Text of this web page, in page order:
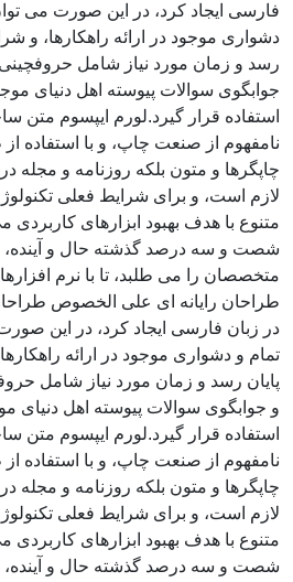
فارسی ایجاد کرد، در این صورت می
دشواری موجود در ارائه راهکارها، و
رسد و زمان مورد نیاز شامل
جوابگوی سوالات پیوسته اهل دنیای
استفاده قرار گیرد.لورم ایپسوم متن
نامفهوم از صنعت چاپ، و با استفاده
چاپگرها و متون بلکه روزنامه و مجله
لازم است، و برای شرایط فعلی
متنوع با هدف بهبود ابزارهای کاربردی
شصت و سه درصد گذشته حال و آینده،
متخصصان را می طلبد، تا با نرم
طراحان رایانه ای علی الخصوص
در زبان فارسی ایجاد کرد، در این
تمام و دشواری موجود در ارائه
پایان رسد و زمان مورد نیاز شامل
و جوابگوی سوالات پیوسته اهل دنیای
استفاده قرار گیرد.لورم ایپسوم متن
نامفهوم از صنعت چاپ، و با استفاده
چاپگرها و متون بلکه روزنامه و مجله
لازم است، و برای شرایط فعلی
متنوع با هدف بهبود ابزارهای کاربردی
شصت و سه درصد گذشته حال و آینده،